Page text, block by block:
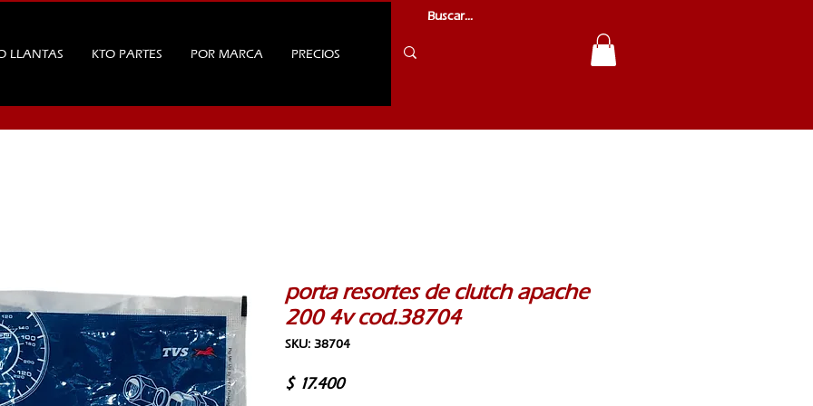
LLANTAS KTO PARTES POR MARCA PRECIOS
porta resortes de clutch apache
200 4v cod.38704
SKU: 38704
$ 17.400Precio